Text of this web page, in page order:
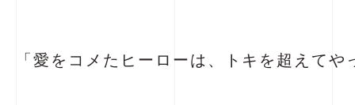
「愛をコメたヒーローは、トキを超えてや